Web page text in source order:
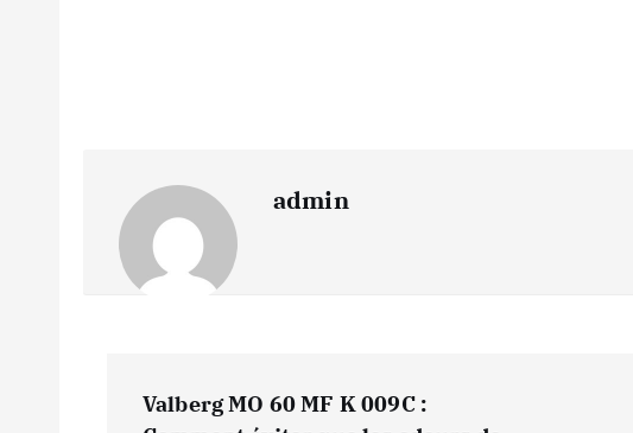
admin
Valberg MO 60 MF K 009C :